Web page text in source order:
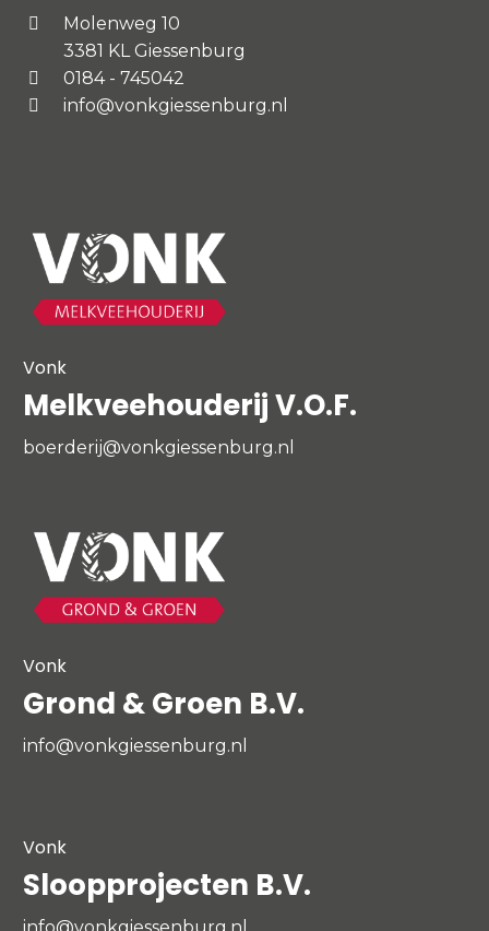
Molenweg 10
3381 KL Giessenburg
0184 - 745042
info@vonkgiessenburg.nl
Vonk
Melkveehouderij V.O.F.
boerderij@vonkgiessenburg.nl
Vonk
Grond & Groen B.V.
info@vonkgiessenburg.nl
Vonk
Sloopprojecten B.V.
info@vonkgiessenburg.nl